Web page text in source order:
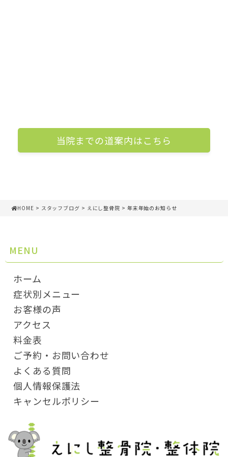
当院までの道案内はこちら
HOME > スタッフブログ > えにし整骨院 > 年末年始のお知らせ
MENU
ホーム
症状別メニュー
お客様の声
アクセス
料金表
ご予約・お問い合わせ
よくある質問
個人情報保護法
キャンセルポリシー